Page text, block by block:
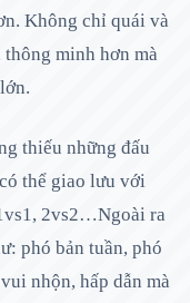
Không chỉ quái và
minh hơn mà
thiếu những đấu
thể giao lưu với
2vs2…Ngoài ra
phó bản tuần, phó
nhộn, hấp dẫn mà